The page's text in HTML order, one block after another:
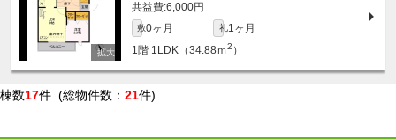
6,000円
敷0ヶ月 礼1ヶ月
1階 1LDK（34.88ｍ2 ）
棟数17件 (総物件数： 21件)